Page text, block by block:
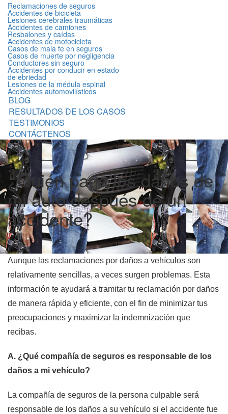
Reclamaciones de seguros
Accidentes de bicicleta
Lesiones cerebrales traumáticas
Accidentes de camiones
Resbalones y caídas
Accidentes de motocicleta
Casos de mala fe en seguros
Casos de muerte por negligencia
Conductores sin seguro
Accidentes por conducir en estado
de ebriedad
Lesiones de la médula espinal
Accidentes automovilísticos
BLOG
RESULTADOS DE LOS CASOS
TESTIMONIOS
CONTÁCTENOS
¿Quién paga los daños de
mi auto después de un
accidente?
Aunque las reclamaciones por daños a vehículos son
relativamente sencillas, a veces surgen problemas. Esta
información te ayudará a tramitar tu reclamación por daños
de manera rápida y eficiente, con el fin de minimizar tus
preocupaciones y maximizar la indemnización que
recibas.
A. ¿Qué compañía de seguros es responsable de los
daños a mi vehículo?
La compañía de seguros de la persona culpable será
responsable de los daños a su vehículo si el accidente fue